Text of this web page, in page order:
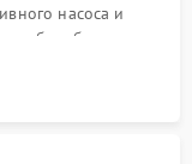
насоса и
барабана и
на разрывы.